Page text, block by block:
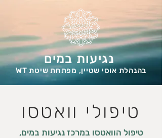
נגיעות במים
בהנהלת אוסי שטיין, מפתחת שיטת WT
טיפולי וואטסו
טיפול הוואטסו במרכז נגיעות במים,